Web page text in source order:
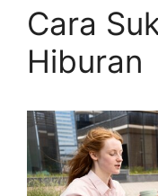
Cara
Hiburan